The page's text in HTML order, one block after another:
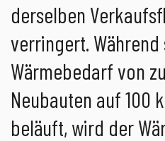
derselben
verringert.
Wärmebedarf von
Neubauten auf 100
beläuft, wird der